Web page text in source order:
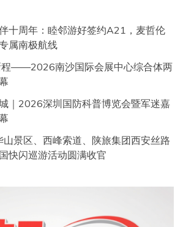
十周年：睦邻游好签约A21，麦哲伦
属南极航线
程——2026南沙国际会展中心综合体两
｜2026深圳国防科普博览会暨军迷嘉
景区、西峰索道、陕旅集团西安丝路
快闪巡游活动圆满收官